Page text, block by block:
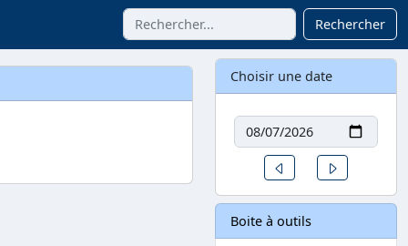
Rechercher
Choisir une date
Date
Un jour avant
Boite à outils